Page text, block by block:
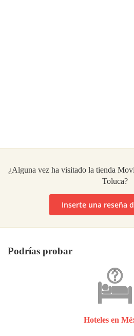
¿Alguna vez ha visitado la tienda
Toluca?
Inserte una reseña
Podrías probar
Hoteles en